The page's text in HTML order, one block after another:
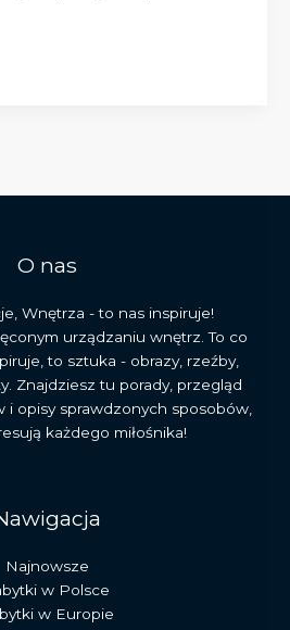
O nas
Wnętrza - to nas inspiruje!
urządzaniu wnętrz. To co
to sztuka - obrazy, rzeźby,
Znajdziesz tu porady, przegląd
opisy sprawdzonych sposobów,
każdego miłośnika!
Najnowsze
w Polsce
w Europie